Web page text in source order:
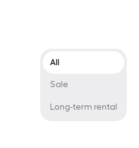
Offer type
All
Sale
Long-term rental